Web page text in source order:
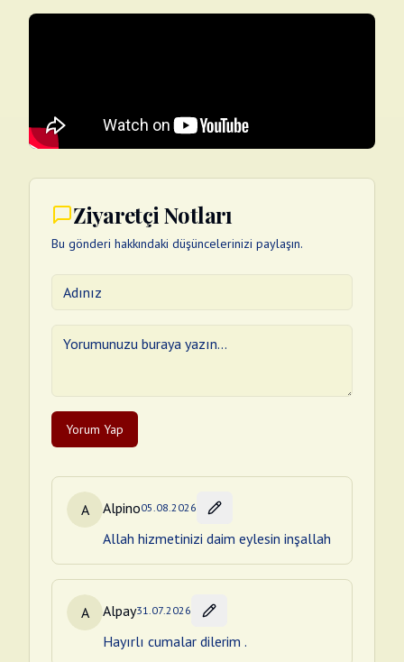
Ziyaretçi Notları
Bu gönderi hakkındaki düşüncelerinizi paylaşın.
Yorum Yap
A Alpino05.08.2026
Allah hizmetinizi daim eylesin inşallah
A Alpay31.07.2026
Hayırlı cumalar dilerim .